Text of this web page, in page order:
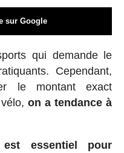
sur Google
qui demande le
Cependant,
le montant exact
vélo,on a tendance à
est essentiel pour